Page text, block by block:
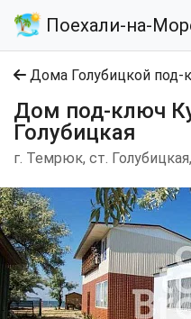
Поехали-на-
Дома Голубицкой под-
Дом под-ключ
Голубицкая
г. Темрюк, ст.